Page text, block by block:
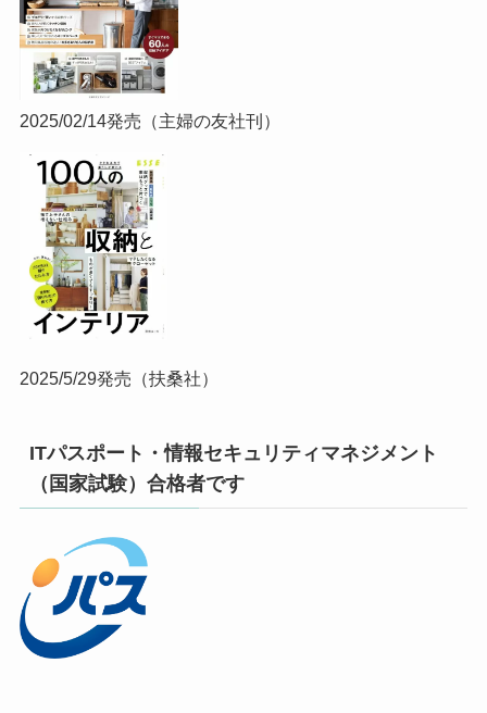
2025/02/14発売（主婦の友社刊）
2025/5/29発売（扶桑社）
ITパスポート・情報セキュリティマネジメント
（国家試験）合格者です